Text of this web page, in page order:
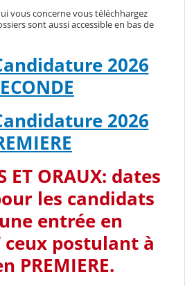
vous concerne vous téléchhargez
sont aussi accessible en bas de
2026
2026
ET ORAUX: dates
les candidats
entrée en
ceux postulant à
PREMIERE.